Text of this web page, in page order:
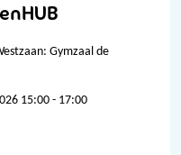
Gymzaal de
15:00 - 17:00